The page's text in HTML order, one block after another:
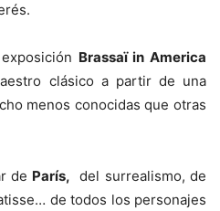
Brassaï in America
clásico a partir de una
menos conocidas que otras
de París, del surrealismo, de
de todos los personajes